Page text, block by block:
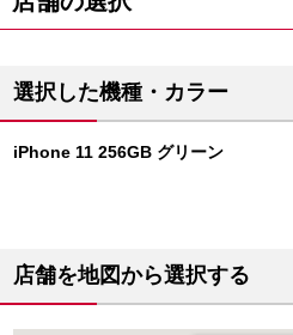
選択した機種・カラー
iPhone 11 256GB グリーン
店舗を地図から選択する